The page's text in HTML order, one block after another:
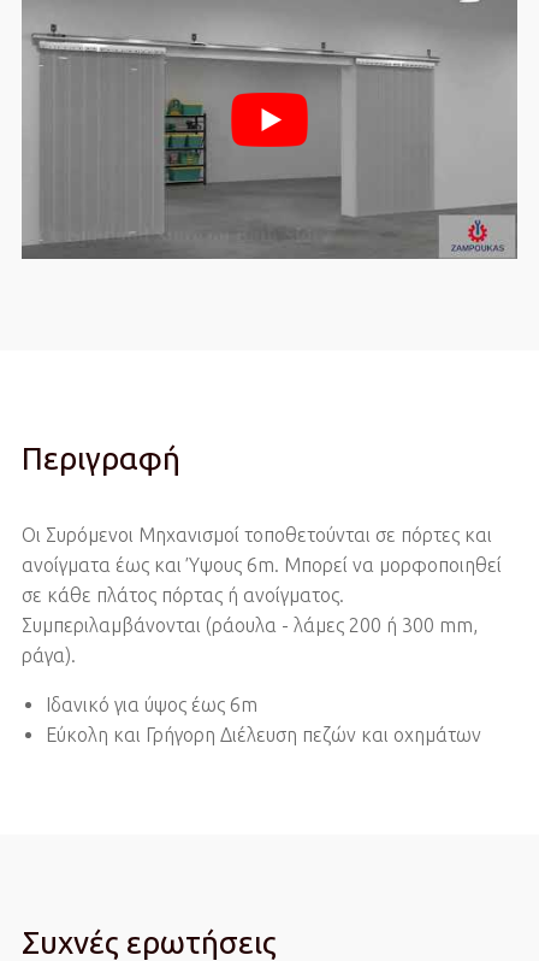
Περιγραφή
Οι Συρόμενοι Μηχανισμοί τοποθετούνται σε πόρτες και
ανοίγματα έως και Ύψους 6m. Μπορεί να μορφοποιηθεί
σε κάθε πλάτος πόρτας ή ανοίγματος.
Συμπεριλαμβάνονται (ράουλα - λάμες 200 ή 300 mm,
ράγα).
Ιδανικό για ύψος έως 6m
Εύκολη και Γρήγορη Διέλευση πεζών και οχημάτων
Συχνές ερωτήσεις